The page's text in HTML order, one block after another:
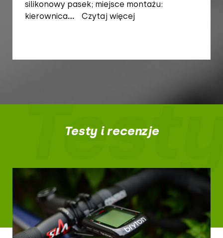
silikonowy pasek; miejsce montażu:
kierownica... Czytaj więcej
Testy
Testy i recenzje